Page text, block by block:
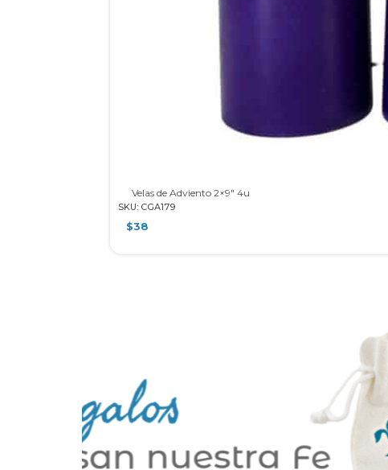
Velas de Adviento 2×9″ 4u
SKU: CGA179
$38